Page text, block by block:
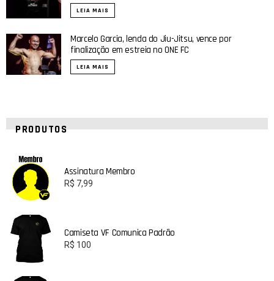
LEIA MAIS
Marcelo Garcia, lenda do Jiu-Jitsu, vence por
finalização em estreia no ONE FC
LEIA MAIS
PRODUTOS
Assinatura Membro
R$ 7,99
Camiseta VF Comunica Padrão
R$ 100